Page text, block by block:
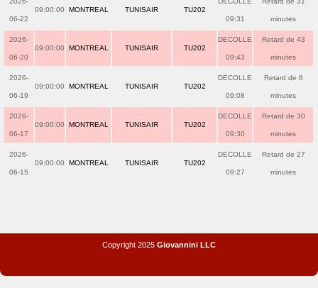
06-22
09:00:00 MONTREAL TUNISAIR TU202
09:31 minutes
2026-
06-20
09:00:00 MONTREAL TUNISAIR TU202
DECOLLE
09:43
Retard de 43
minutes
2026-
06-19
09:00:00 MONTREAL TUNISAIR TU202
DECOLLE
09:08
Retard de 8
minutes
2026-
06-17
09:00:00 MONTREAL TUNISAIR TU202
DECOLLE
09:30
Retard de 30
minutes
2026-
06-15
09:00:00 MONTREAL TUNISAIR TU202
DECOLLE
09:27
Retard de 27
minutes
Copyright 2025 Giovannini LLC